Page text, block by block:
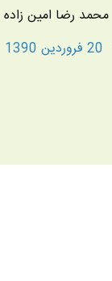
محمد رضا امين زاده
20 فروردین 1390